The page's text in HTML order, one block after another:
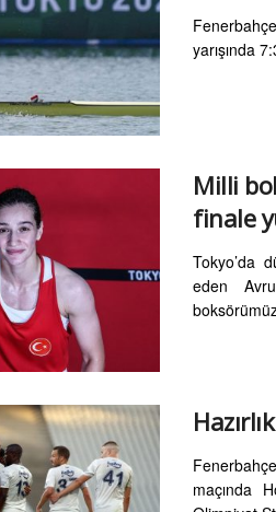
yarışında
Milli
finale
Tokyo’da
eden
maçında